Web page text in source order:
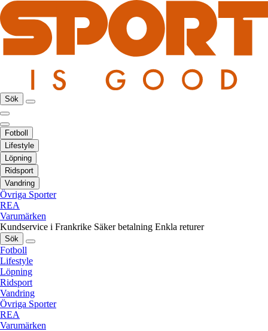
Sök
Fotboll
Lifestyle
Löpning
Ridsport
Vandring
Övriga Sporter
REA
Varumärken
Kundservice i Frankrike Säker betalning Enkla returer
Sök
Fotboll
Lifestyle
Löpning
Ridsport
Vandring
Övriga Sporter
REA
Varumärken